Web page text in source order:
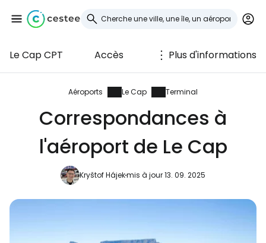
Le Cap CPT Accès Plus d'informations
Aéroports Le Cap Terminal
Correspondances à
l'aéroport de Le Cap
Kryštof Hájekmis à jour 13. 09. 2025
Se connecter à
Cestee
... la communauté mondiale des voyageurs
Continuer avec Google